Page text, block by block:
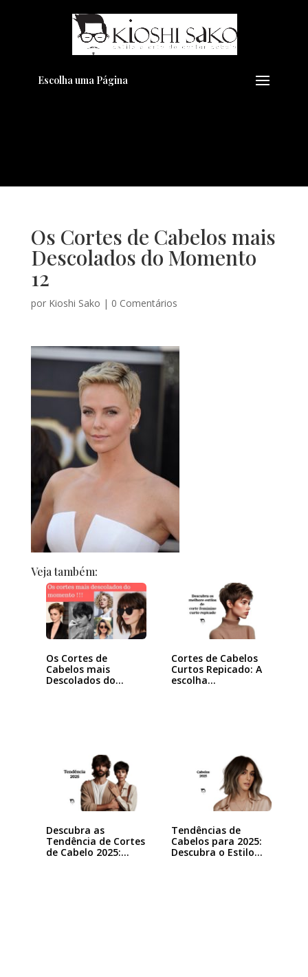
Escolha uma Página
Os Cortes de Cabelos mais
Descolados do Momento
12
por Kioshi Sako | 0 Comentários
Veja também:
Os Cortes de
Cabelos mais
Descolados do
Cortes de Cabelos
Curtos Repicado: A
escolha…
Descubra as
Tendência de Cortes
de Cabelo 2025:…
Tendências de
Cabelos para 2025:
Descubra o Estilo…
Pensando em transformar seu
Visual??